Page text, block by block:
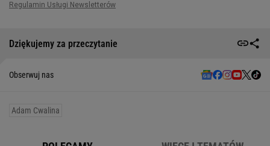
Dziękujemy za przeczytanie
Obserwuj nas
Adam Cwalina